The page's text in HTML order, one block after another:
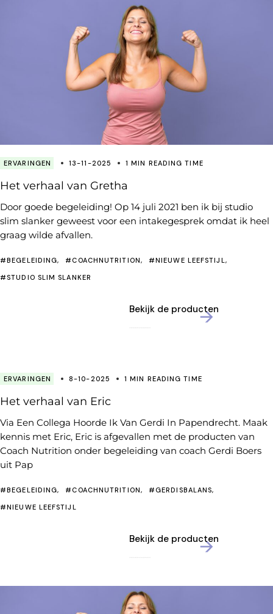
ERVARINGEN 13-11-2025 1 MIN READING TIME
Het verhaal van Gretha
Door goede begeleiding! Op 14 juli 2021 ben ik bij studio
slim slanker geweest voor een intakegesprek omdat ik heel
graag wilde afvallen.
Bekijk de producten
#BEGELEIDING #COACHNUTRITION
#NIEUWE LEEFSTIJL
#STUDIO SLIM SLANKER
ERVARINGEN 8-10-2025 1 MIN READING TIME
Het verhaal van Eric
Via Een Collega Hoorde Ik Van Gerdi In Papendrecht. Maak
kennis met Eric, Eric is afgevallen met de producten van
Coach Nutrition onder begeleiding van coach Gerdi Boers
uit Pap
Bekijk de producten
#BEGELEIDING #COACHNUTRITION
#GERDISBALANS
#NIEUWE LEEFSTIJL